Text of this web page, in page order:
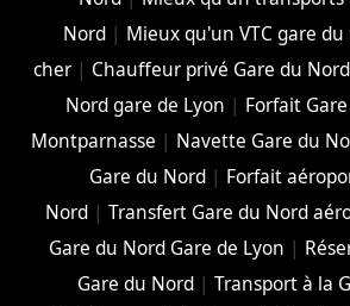
Nord| Mieux qu'un VTC gare du
cher| Chauffeur privé Gare du Nord
Nord gare de Lyon | Forfait
Montparnasse | Navette Gare du
Gare du Nord| Forfait
Nord |Transfert Gare du Nord
Gare du Nord Gare de Lyon |
Gare du Nord |Transport à la